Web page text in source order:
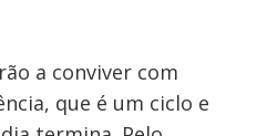
a conviver com
que é um ciclo e